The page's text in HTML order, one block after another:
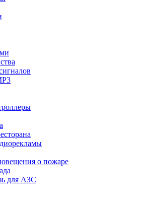
о пожаре
для АЗС